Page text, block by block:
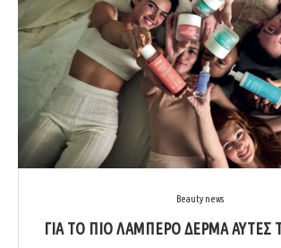
Beauty news
ΓΙΑ ΤΟ ΠΙΟ ΛΑΜΠΕΡΟ ΔΕΡΜΑ ΑΥΤΕΣ